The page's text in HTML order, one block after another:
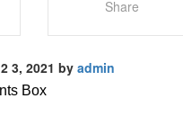
Share
3, 2021 by admin
Box